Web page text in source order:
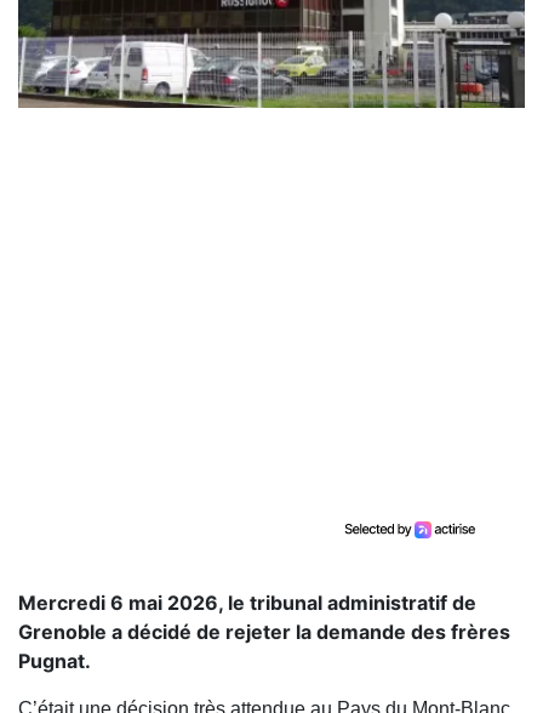
Mercredi 6 mai 2026, le tribunal administratif de
Grenoble a décidé de rejeter la demande des frères
Pugnat.